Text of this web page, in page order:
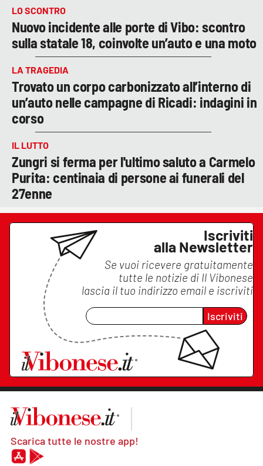
LO SCONTRO
Nuovo incidente alle porte di Vibo: scontro
sulla statale 18, coinvolte un’auto e una moto
LA TRAGEDIA
Trovato un corpo carbonizzato all’interno di
un’auto nelle campagne di Ricadi: indagini in
corso
IL LUTTO
Zungri si ferma per l'ultimo saluto a Carmelo
Purita: centinaia di persone ai funerali del
27enne
Iscriviti
alla Newsletter
Se vuoi ricevere gratuitamente
tutte le notizie di Il Vibonese
lascia il tuo indirizzo email e iscriviti
Iscriviti
Scarica tutte le nostre app!